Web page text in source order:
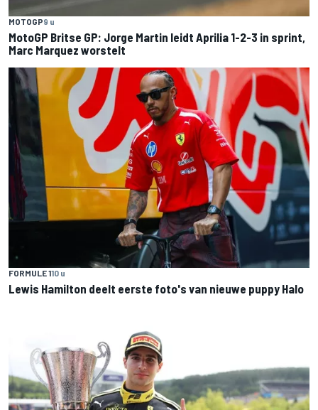
MOTOGP9 u
MotoGP Britse GP: Jorge Martin leidt Aprilia 1-2-3 in sprint,
Marc Marquez worstelt
FORMULE 110 u
Lewis Hamilton deelt eerste foto's van nieuwe puppy Halo